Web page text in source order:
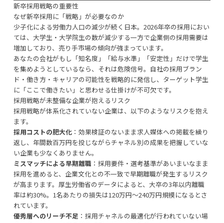
新卒採用戦略の重要性
なぜ新卒採用に「戦略」が必要なのか
少子化による労働力人口の減少が続く日本。2026年卒の採用におい
ては、大学生・大学院生の数が減少する一方で企業側の採用需要は
増加しており、売り手市場の傾向が強まっています。
あなたの会社がもし「知名度」「給与水準」「安定性」だけで学生
を集めようとしているなら、それは危険信号。自社の採用ブラン
ド・働き方・キャリアの可能性を戦略的に発信し、ターゲット学生
に「ここで働きたい」と思わせる仕掛けが不可欠です。
採用戦略が未整備な企業が抱えるリスク
採用戦略が体系化されていない企業は、以下のようなリスクを抱え
ます。
採用コストの肥大化：効果検証のないまま求人媒体への掲載を繰り
返し、年間数百万円を投じながらチャネル別の成果を把握していな
い企業も少なくありません。
ミスマッチによる早期離職 ：採用要件・選考基準があいまいなまま
採用を進めると、企業文化との不一致で早期離職が発生するリスク
が高まります。厚生労働省のデータによると、大卒の3年以内離職
率は約30%。1名あたりの損失は120万円〜240万円規模になるとさ
れています。
優秀層へのリーチ不足 ：採用チャネルの最適化が行われていない場